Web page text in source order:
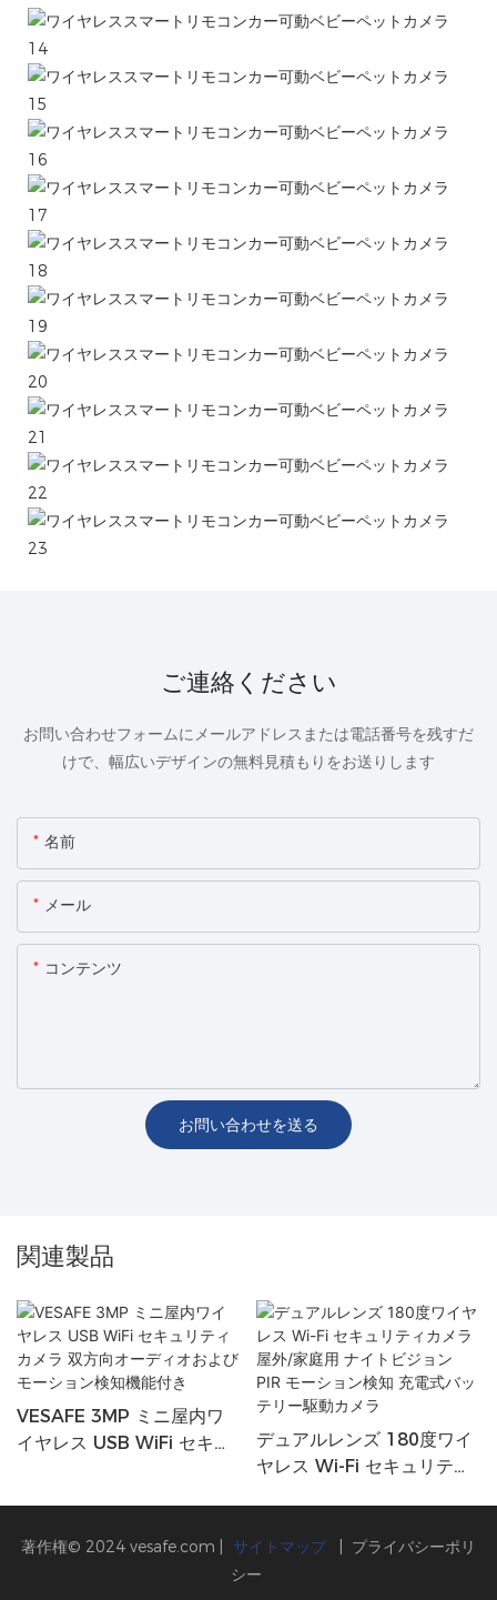
ご連絡ください
お問い合わせフォームにメールアドレスまたは電話番号を残すだ
けで、幅広いデザインの無料見積もりをお送りします
名前
メール
コンテンツ
お問い合わせを送る
関連製品
VESAFE 3MP ミニ屋内ワ
イヤレス USB WiFi セキュ
デュアルレンズ 180度ワイ
ヤレス Wi-Fi セキュリティ
知 充電式バッテリー駆動カ
メラ
著作権© 2024 vesafe.com サイトマップ
プライバシーポリ
シー